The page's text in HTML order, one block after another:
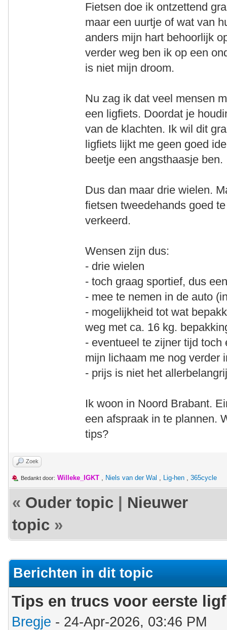
Fietsen doe ik ontzettend
maar een uurtje of wat van
anders mijn hart behoorlijk
verder weg ben ik op een
is niet mijn droom.
Nu zag ik dat veel mensen
een ligfiets. Doordat je
van de klachten. Ik wil dit
ligfiets lijkt me geen goed
beetje een angsthaasje ben.
Dus dan maar drie wielen.
fietsen tweedehands goed
verkeerd.
Wensen zijn dus:
- drie wielen
- toch graag sportief, dus
- mee te nemen in de auto
- mogelijkheid tot wat
weg met ca. 16 kg.
- eventueel te zijner tijd
mijn lichaam me nog verder
- prijs is niet het
Ik woon in Noord Brabant.
een afspraak in te plannen.
tips?
Zoek
Bedankt door: Willeke_IGKT , Niels van der Wal , Lig-hen , 365cycle
« Ouder topic
Nieuwer
topic »
Berichten in dit topic
Tips en trucs voor eerste
Bregje - 24-Apr-2026, 03:46 PM